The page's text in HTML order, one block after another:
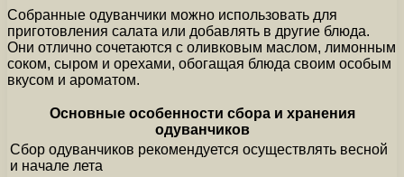
Собранные одуванчики можно использовать для
приготовления салата или добавлять в другие блюда.
Они отлично сочетаются с оливковым маслом, лимонным
соком, сыром и орехами, обогащая блюда своим особым
вкусом и ароматом.
Основные особенности сбора и хранения
одуванчиков
Сбор одуванчиков рекомендуется осуществлять весной
и начале лета